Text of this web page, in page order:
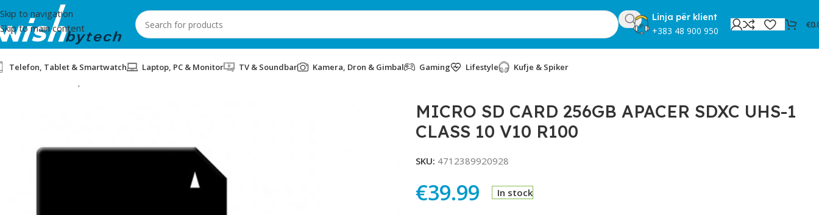
Skip to navigation
Skip to main content
Linja për klient
+383 48 900 950
€
Telefon, Tablet & Smartwatch Laptop, PC & Monitor TV & Soundbar Kamera, Dron & Gimbal Gaming Lifestyle Kufje & Spiker
MICRO SD CARD 256GB APACER SDXC UHS-1
CLASS 10 V10 R100
SKU: 4712389920928
€39.99 In stock